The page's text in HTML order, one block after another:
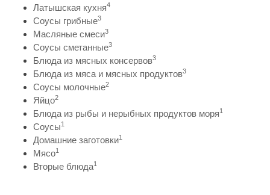
Латышская кухня4
Соусы грибные3
Масляные смеси3
Соусы сметанные3
Блюда из мясных консервов3
Блюда из мяса и мясных продуктов3
Соусы молочные2
Яйцо2
Блюда из рыбы и нерыбных продуктов моря1
Соусы1
Домашние заготовки1
Мясо1
Вторые блюда1